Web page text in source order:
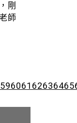
剛
師
596061 62636465